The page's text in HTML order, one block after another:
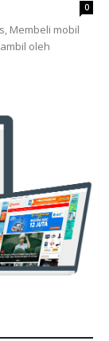
0
Membeli mobil
oleh